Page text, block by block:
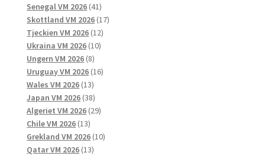
produkter
Senegal VM 2026 4141
produkter
Skottland VM 2026 1717
Tjeckien VM 2026 1212
Ukraina VM 2026 1010
Ungern VM 2026 88
produkter
Uruguay VM 2026 1616
Wales VM 2026 1313
produkter
Japan VM 2026 3838
produkter
Algeriet VM 2026 2929
Chile VM 2026 1313
produkter
Grekland VM 2026 1010
Qatar VM 2026 1313